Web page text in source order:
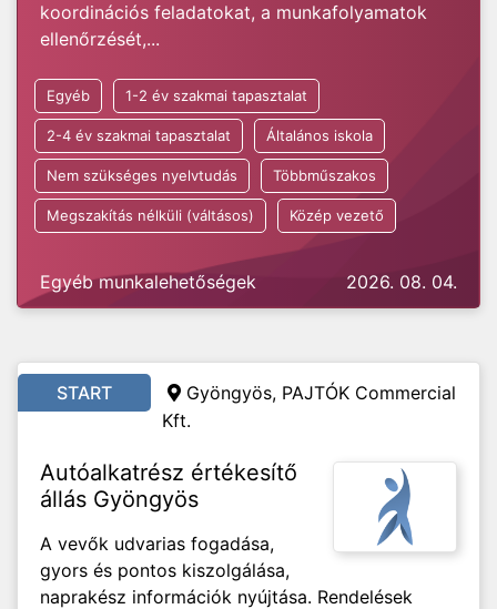
koordinációs feladatokat, a munkafolyamatok
ellenőrzését,...
Egyéb 1-2 év szakmai tapasztalat
2-4 év szakmai tapasztalat Általános iskola
Nem szükséges nyelvtudás Többműszakos
Megszakítás nélküli (váltásos) Közép vezető
Egyéb munkalehetőségek 2026. 08. 04.
START
Gyöngyös, PAJTÓK Commercial
Kft.
Autóalkatrész értékesítő
állás Gyöngyös
A vevők udvarias fogadása,
gyors és pontos kiszolgálása,
naprakész információk nyújtása. Rendelések